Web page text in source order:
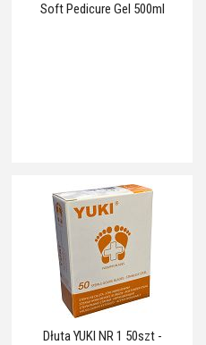
Soft Pedicure Gel 500ml
Dłuta YUKI NR 1 50szt -